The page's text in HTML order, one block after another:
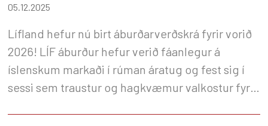
05.12.2025
Lífland hefur nú birt áburðarverðskrá fyrir vorið
2026! LÍF áburður hefur verið fáanlegur á
íslenskum markaði í rúman áratug og fest sig í
sessi sem traustur og hagkvæmur valkostur fyrir